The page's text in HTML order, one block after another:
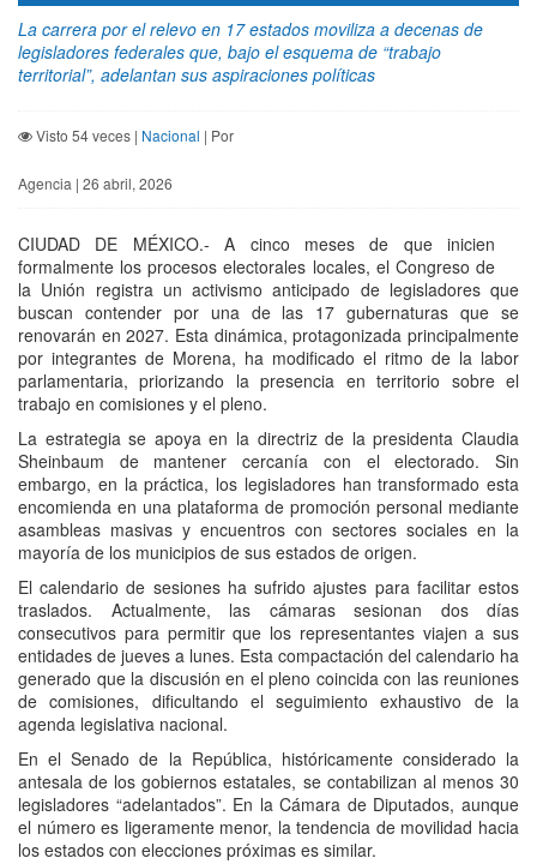
La carrera por el relevo en 17 estados moviliza a decenas de
legisladores federales que, bajo el esquema de “trabajo
territorial”, adelantan sus aspiraciones políticas
Visto 54 veces | Nacional | Por
Agencia | 26 abril, 2026
CIUDAD DE MÉXICO.- A cinco meses de que inicien
formalmente los procesos electorales locales, el Congreso de
la Unión registra un activismo anticipado de legisladores que
buscan contender por una de las 17 gubernaturas que se
renovarán en 2027. Esta dinámica, protagonizada principalmente
por integrantes de Morena, ha modificado el ritmo de la labor
parlamentaria, priorizando la presencia en territorio sobre el
trabajo en comisiones y el pleno.
La estrategia se apoya en la directriz de la presidenta Claudia
Sheinbaum de mantener cercanía con el electorado. Sin
embargo, en la práctica, los legisladores han transformado esta
encomienda en una plataforma de promoción personal mediante
asambleas masivas y encuentros con sectores sociales en la
mayoría de los municipios de sus estados de origen.
El calendario de sesiones ha sufrido ajustes para facilitar estos
traslados. Actualmente, las cámaras sesionan dos días
consecutivos para permitir que los representantes viajen a sus
entidades de jueves a lunes. Esta compactación del calendario ha
generado que la discusión en el pleno coincida con las reuniones
de comisiones, dificultando el seguimiento exhaustivo de la
agenda legislativa nacional.
En el Senado de la República, históricamente considerado la
antesala de los gobiernos estatales, se contabilizan al menos 30
legisladores “adelantados”. En la Cámara de Diputados, aunque
el número es ligeramente menor, la tendencia de movilidad hacia
los estados con elecciones próximas es similar.